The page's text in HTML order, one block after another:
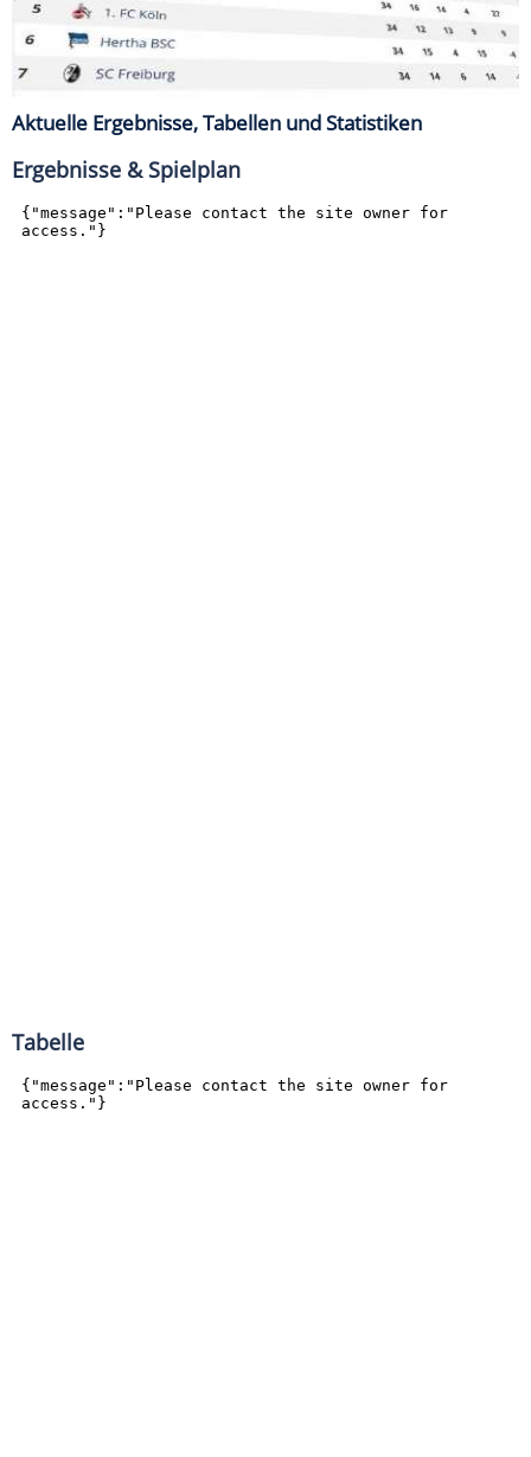
Aktuelle Ergebnisse, Tabellen und Statistiken
Ergebnisse & Spielplan
Tabelle